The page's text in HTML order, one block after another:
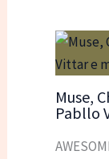
Muse,
Pabllo